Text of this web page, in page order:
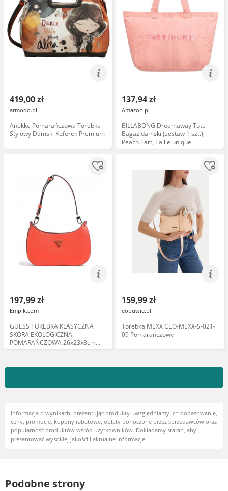
419,00 zł
armodo.pl
Anekke Pomarańczowa Torebka
Stylowy Damski Kuferek Premium
137,94 zł
Amazon.pl
BILLABONG Dreamaway Tote
Bagaż damski (zestaw 1 szt.),
Peach Tart, Taille unique
197,99 zł
Empik.com
GUESS TOREBKA KLASYCZNA
SKÓRA EKOLOGICZNA
POMARAŃCZOWA 26x23x8cm
1GŁA
159,99 zł
eobuwie.pl
Torebka MEXX CEO-MEXX-S-021-
09 Pomarańczowy
Informacja o wynikach: prezentując produkty uwzględniamy ich dopasowanie,
ceny, promocje, kupony rabatowe, opłaty ponoszone przez sprzedawców oraz
popularność produktów wśród użytkowników. Dokładamy starań, aby
prezentować wysokiej jakości i aktualne informacje.
Podobne strony